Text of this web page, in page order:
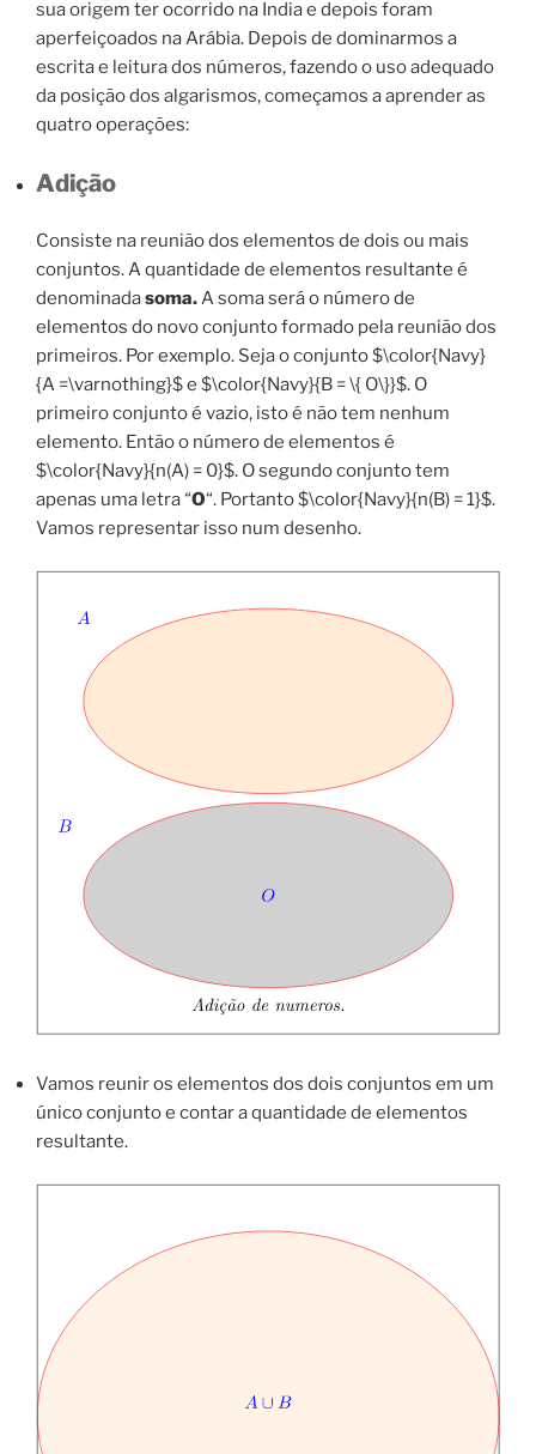
sua origem ter ocorrido na India e depois foram
aperfeiçoados na Arábia. Depois de dominarmos a
escrita e leitura dos números, fazendo o uso adequado
da posição dos algarismos, começamos a aprender as
quatro operações:
Adição
Consiste na reunião dos elementos de dois ou mais
conjuntos. A quantidade de elementos resultante é
denominadasoma.A soma será o número de
elementos do novo conjunto formado pela reunião dos
primeiros. Por exemplo. Seja o conjunto $\color{Navy}
{A =\varnothing}$ e $\color{Navy}{B = \{ O\}}$. O
primeiro conjunto é vazio, isto é não tem nenhum
elemento. Então o número de elementos é
$\color{Navy}{n(A) = 0}$. O segundo conjunto tem
apenas uma letra “O“. Portanto $\color{Navy}{n(B) = 1}$.
Vamos representar isso num desenho.
Vamos reunir os elementos dos dois conjuntos em um
único conjunto e contar a quantidade de elementos
resultante.